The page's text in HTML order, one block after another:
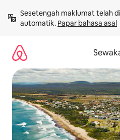
kandungan
Sesetengah maklumat telah
automatik. Papar bahasa asal